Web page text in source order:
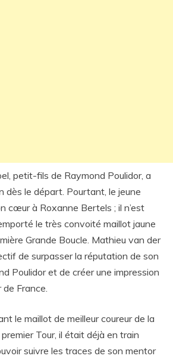
petit-fils de Raymond Poulidor, a
dès le départ. Pourtant, le jeune
cœur à Roxanne Bertels ; il n’est
le très convoité maillot jaune
Grande Boucle. Mathieu van der
de surpasser la réputation de son
Poulidor et de créer une impression
France.
le maillot de meilleur coureur de la
Tour, il était déjà en train
suivre les traces de son mentor